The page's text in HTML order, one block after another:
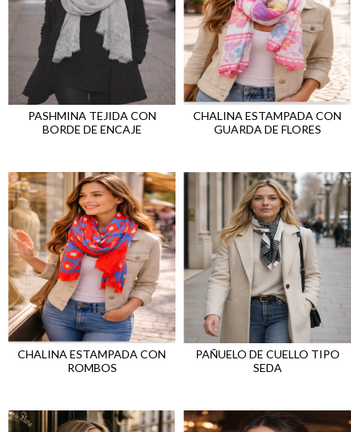
PASHMINA TEJIDA CON
BORDE DE ENCAJE
CHALINA ESTAMPADA CON
GUARDA DE FLORES
CHALINA ESTAMPADA CON
ROMBOS
PAÑUELO DE CUELLO TIPO
SEDA